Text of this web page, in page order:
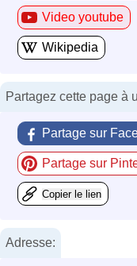
Video youtube
Wikipedia
Partagez cette page à
Partage sur
Partage sur
Copier le lien
Adresse: